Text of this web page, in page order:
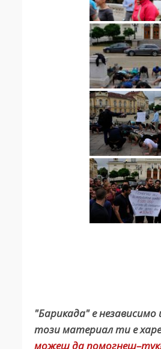
"Барикада" е
този материал ти е
можеш да